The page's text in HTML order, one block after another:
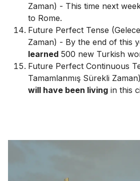
Zaman) - This time next
to Rome.
Future Perfect Tense
Zaman) - By the end of this
learned 500 new Turkish
Future Perfect Continuous
Tamamlanmış Sürekli
will have been living in this